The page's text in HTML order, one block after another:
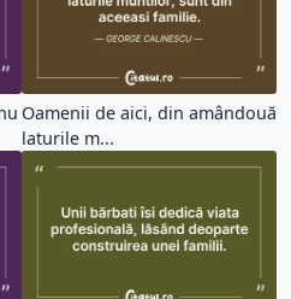
Oamenii de aici, din amândouă
laturile m...